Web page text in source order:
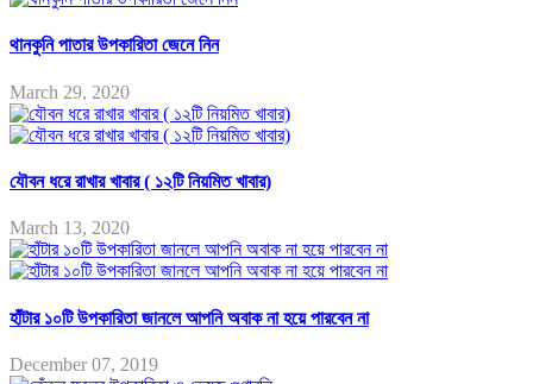
থানকুনি পাতার উপকারিতা জেনে নিন
March 29, 2020
যৌবন ধরে রাখার খাবার ( ১২টি নিয়মিত খাবার)
March 13, 2020
হাঁটার ১০টি উপকারিতা জানলে আপনি অবাক না হয়ে পারবেন না
December 07, 2019